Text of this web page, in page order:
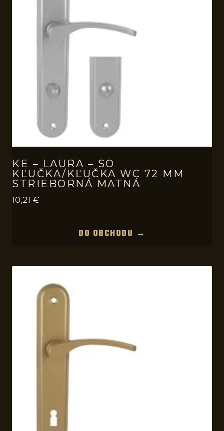
KE – LAURA – SO
KĽUČKA/KĽUČKA WC 72 MM
STRIEBORNÁ MATNÁ
10,21 €
DO OBCHODU →